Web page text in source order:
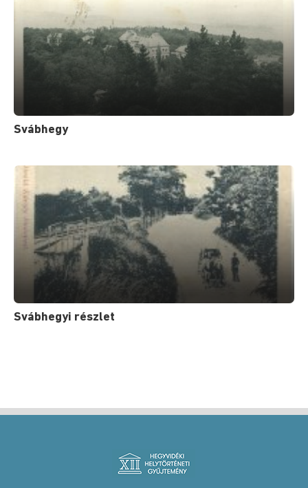
Svábhegy
Svábhegyi részlet